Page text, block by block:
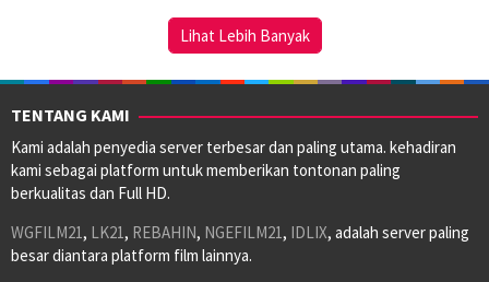
Lihat Lebih Banyak
TENTANG KAMI
Kami adalah penyedia server terbesar dan paling utama. kehadiran
kami sebagai platform untuk memberikan tontonan paling
berkualitas dan Full HD.
WGFILM21, LK21, REBAHIN, NGEFILM21, IDLIX, adalah server paling
besar diantara platform film lainnya.